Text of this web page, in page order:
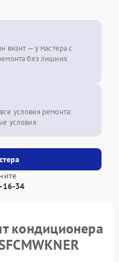
16-34
визит — у мастера с
без лишних
условия ремонта:
условия.
кондиционера